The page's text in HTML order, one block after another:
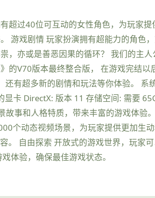
超过40位可互动的女性角色，为玩家提
游戏剧情 玩家扮演拥有超能力的角色
，亦或是善恶因果的循环？ 我们的主
的V70版本最终整合版， 在游戏完结以
有超多新的剧情和玩法等你体验。 系
卡 DirectX: 版本 11 存储空间: 需要
事和人格特质，带来丰富的游戏体验
个动态视频场景，为玩家提供更加生
。 自由探索 开放式的游戏世界，玩家
体验，确保最佳游戏状态。